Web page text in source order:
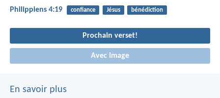
Philippiens 4:19 confiance Jésus bénédiction
Prochain verset!
Avec Image
En savoir plus